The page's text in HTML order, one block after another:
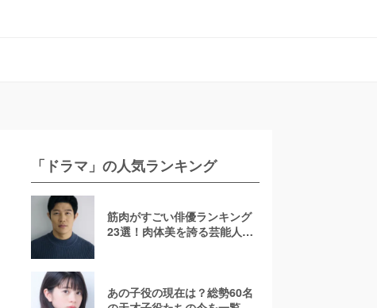
「ドラマ」の人気ランキング
筋肉がすごい俳優ランキング
23選！肉体美を誇る芸能人を
あの子役の現在は？総勢60名